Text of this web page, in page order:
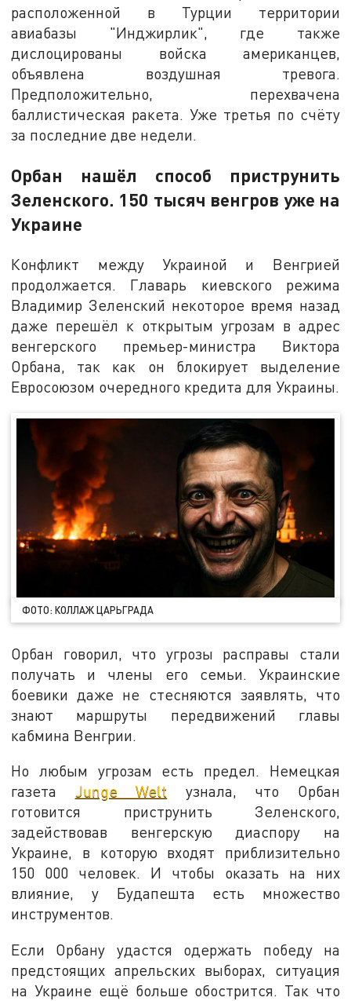
расположенной в Турции территории
авиабазы "Инджирлик", где также
дислоцированы войска американцев,
объявлена воздушная тревога.
Предположительно, перехвачена
баллистическая ракета. Уже третья по счёту
за последние две недели.
Орбан нашёл способ приструнить
Зеленского. 150 тысяч венгров уже на
Украине
Конфликт между Украиной и Венгрией
продолжается. Главарь киевского режима
Владимир Зеленский некоторое время назад
даже перешёл к открытым угрозам в адрес
венгерского премьер-министра Виктора
Орбана, так как он блокирует выделение
Евросоюзом очередного кредита для Украины.
ФОТО: КОЛЛАЖ ЦАРЬГРАДА
Орбан говорил, что угрозы расправы стали
получать и члены его семьи. Украинские
боевики даже не стесняются заявлять, что
знают маршруты передвижений главы
кабмина Венгрии.
Но любым угрозам есть предел. Немецкая
газета Junge Welt узнала, что Орбан
готовится приструнить Зеленского,
задействовав венгерскую диаспору на
Украине, в которую входят приблизительно
150 000 человек. И чтобы оказать на них
влияние, у Будапешта есть множество
инструментов.
Если Орбану удастся одержать победу на
предстоящих апрельских выборах, ситуация
на Украине ещё больше обострится. Так что